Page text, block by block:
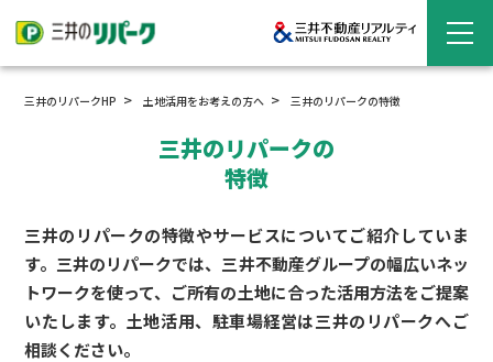
三井のリパークHP 土地活用をお考えの方へ 三井のリパークの特徴
三井のリパークの
特徴
三井のリパークの特徴やサービスについてご紹介していま
す。三井のリパークでは、三井不動産グループの幅広いネッ
トワークを使って、ご所有の土地に合った活用方法をご提案
いたします。土地活用、駐車場経営は三井のリパークへご
相談ください。